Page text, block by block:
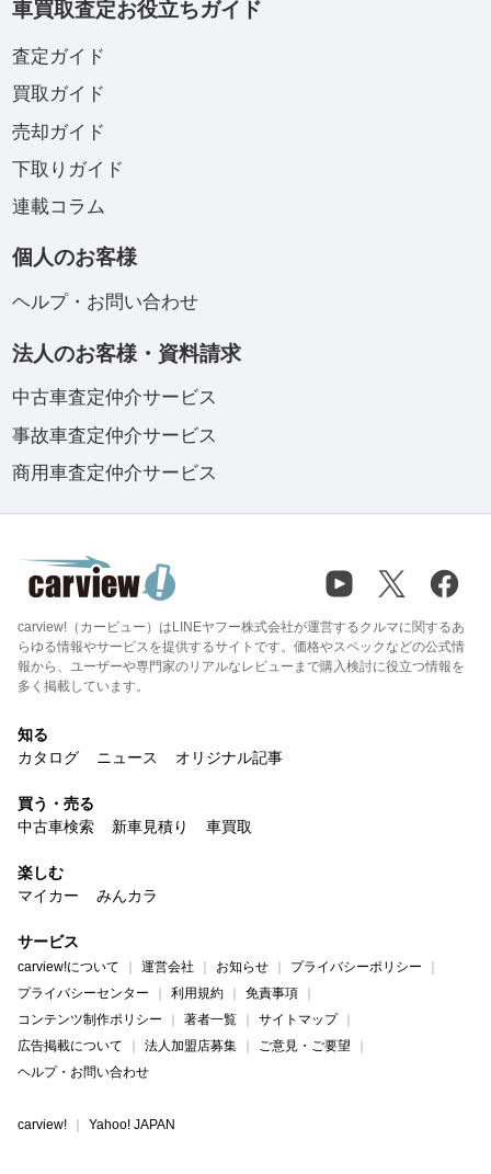
車買取査定お役立ちガイド
査定ガイド
買取ガイド
売却ガイド
下取りガイド
連載コラム
個人のお客様
ヘルプ・お問い合わせ
法人のお客様・資料請求
中古車査定仲介サービス
事故車査定仲介サービス
商用車査定仲介サービス
carview!（カービュー）はLINEヤフー株式会社が運営するクルマに関するあ
らゆる情報やサービスを提供するサイトです。価格やスペックなどの公式情
報から、ユーザーや専門家のリアルなレビューまで購入検討に役立つ情報を
多く掲載しています。
知る
カタログ
ニュース オリジナル記事
買う・売る
中古車検索
新車見積り 車買取
楽しむ
マイカー
みんカラ
サービス
carview!について 運営会社 お知らせ
プライバシーポリシー
プライバシーセンター
利用規約
免責事項
コンテンツ制作ポリシー
著者一覧
サイトマップ
広告掲載について
法人加盟店募集
ご意見・ご要望
ヘルプ・お問い合わせ
carview! Yahoo! JAPAN